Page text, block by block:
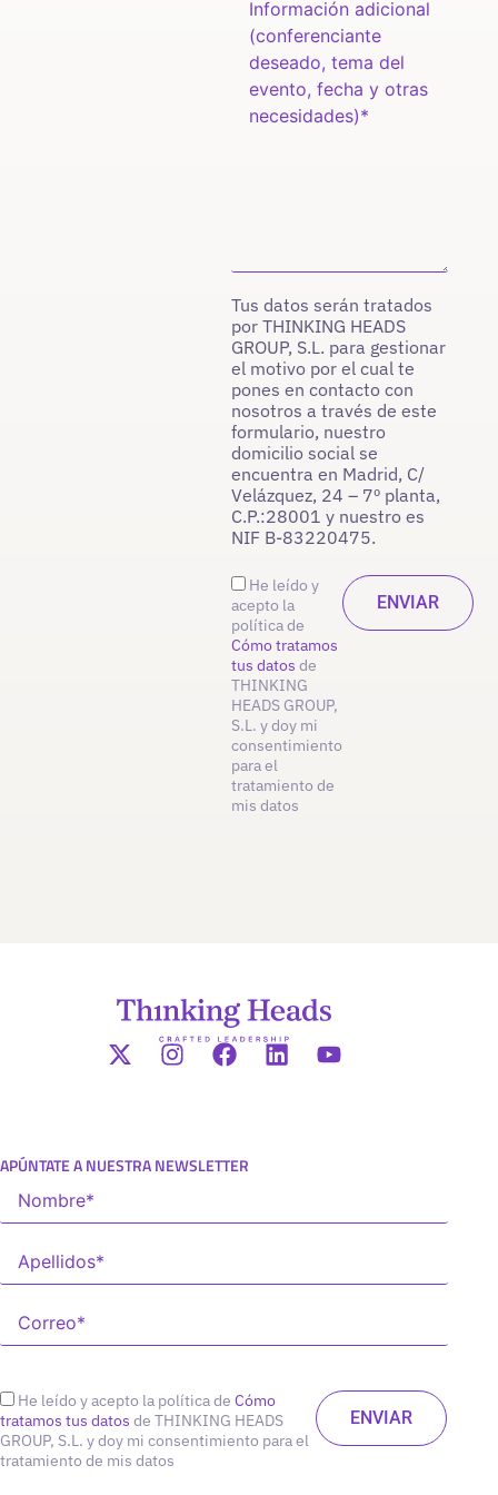
Tus datos serán tratados
por THINKING HEADS
GROUP, S.L. para gestionar
el motivo por el cual te
pones en contacto con
nosotros a través de este
formulario, nuestro
domicilio social se
encuentra en Madrid, C/
Velázquez, 24 – 7º planta,
C.P.:28001 y nuestro es
NIF B-83220475.
He leído y
acepto la
política de
Cómo tratamos
tus datos de
THINKING
HEADS GROUP,
S.L. y doy mi
consentimiento
para el
tratamiento de
mis datos
APÚNTATE A NUESTRA NEWSLETTER
He leído y acepto la política de Cómo
tratamos tus datos de THINKING HEADS
GROUP, S.L. y doy mi consentimiento para el
tratamiento de mis datos